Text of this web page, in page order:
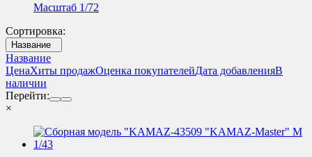
Масштаб 1/72
Сортировка:
Название
Название
ЦенаХиты продажОценка покупателейДата добавленияВ
наличии
Перейти:
×